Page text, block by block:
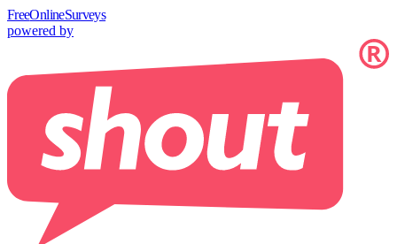
FreeOnlineSurveys
powered by